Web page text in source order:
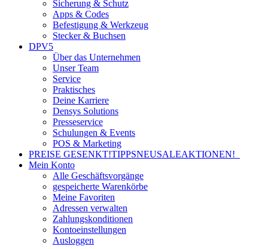
Sicherung & Schutz
Apps & Codes
Befestigung & Werkzeug
Stecker & Buchsen
DPV5
Über das Unternehmen
Unser Team
Service
Praktisches
Deine Karriere
Densys Solutions
Presseservice
Schulungen & Events
POS & Marketing
PREISE GESENKT!TIPPSNEUSALEAKTIONEN!
Mein Konto
Alle Geschäftsvorgänge
gespeicherte Warenkörbe
Meine Favoriten
Adressen verwalten
Zahlungskonditionen
Kontoeinstellungen
Ausloggen